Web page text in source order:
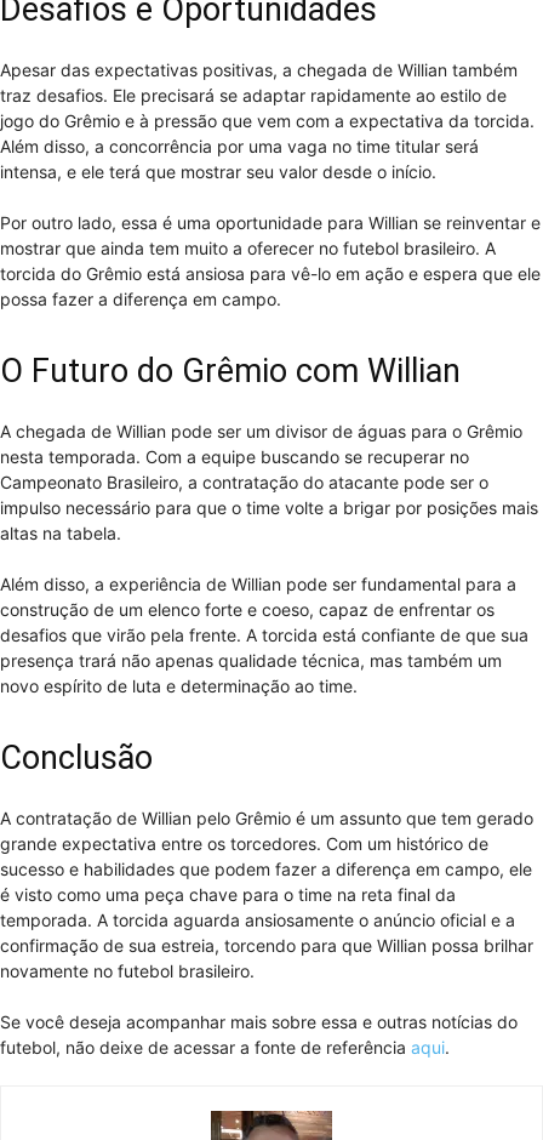
Desafios e Oportunidades
Apesar das expectativas positivas, a chegada de Willian também
traz desafios. Ele precisará se adaptar rapidamente ao estilo de
jogo do Grêmio e à pressão que vem com a expectativa da torcida.
Além disso, a concorrência por uma vaga no time titular será
intensa, e ele terá que mostrar seu valor desde o início.
Por outro lado, essa é uma oportunidade para Willian se reinventar e
mostrar que ainda tem muito a oferecer no futebol brasileiro. A
torcida do Grêmio está ansiosa para vê-lo em ação e espera que ele
possa fazer a diferença em campo.
O Futuro do Grêmio com Willian
A chegada de Willian pode ser um divisor de águas para o Grêmio
nesta temporada. Com a equipe buscando se recuperar no
Campeonato Brasileiro, a contratação do atacante pode ser o
impulso necessário para que o time volte a brigar por posições mais
altas na tabela.
Além disso, a experiência de Willian pode ser fundamental para a
construção de um elenco forte e coeso, capaz de enfrentar os
desafios que virão pela frente. A torcida está confiante de que sua
presença trará não apenas qualidade técnica, mas também um
novo espírito de luta e determinação ao time.
Conclusão
A contratação de Willian pelo Grêmio é um assunto que tem gerado
grande expectativa entre os torcedores. Com um histórico de
sucesso e habilidades que podem fazer a diferença em campo, ele
é visto como uma peça chave para o time na reta final da
temporada. A torcida aguarda ansiosamente o anúncio oficial e a
confirmação de sua estreia, torcendo para que Willian possa brilhar
novamente no futebol brasileiro.
Se você deseja acompanhar mais sobre essa e outras notícias do
futebol, não deixe de acessar a fonte de referência aqui.